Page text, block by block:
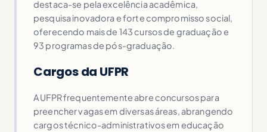
destaca-se pela excelência acadêmica,
pesquisa inovadora e forte compromisso social,
oferecendo mais de 143 cursos de graduação e
93 programas de pós-graduação.
Cargos da UFPR
A UFPR frequentemente abre concursos para
preencher vagas em diversas áreas, abrangendo
cargos técnico-administrativos em educação